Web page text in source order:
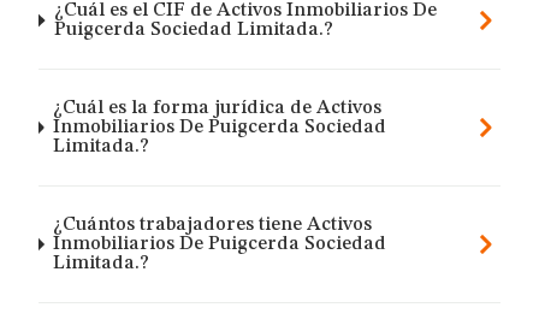
¿Cuál es el CIF de Activos Inmobiliarios De
Puigcerda Sociedad Limitada.?
¿Cuál es la forma jurídica de Activos
Inmobiliarios De Puigcerda Sociedad
Limitada.?
¿Cuántos trabajadores tiene Activos
Inmobiliarios De Puigcerda Sociedad
Limitada.?